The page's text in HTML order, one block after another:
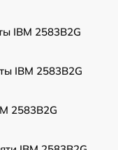
IBM 2583B2G
IBM 2583B2G
2583B2G